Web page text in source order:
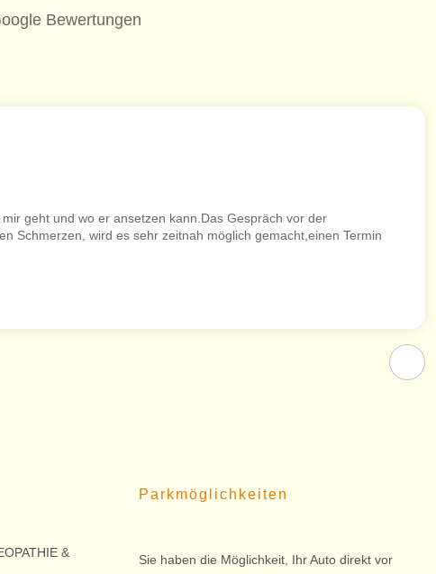
Bewertungen
geht und wo er ansetzen kann.Das Gespräch vor der
Schmerzen, wird es sehr zeitnah möglich gemacht,einen Termin
&
Parkmöglichkeiten
Sie haben die Möglichkeit, Ihr Auto direkt vor